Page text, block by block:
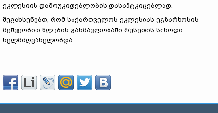
ეკლესიის დამოუკიდებლობის დასამტკიცებლად.
შეგახსენებთ, რომ საქართველოს ეკლესიას ეგზარხოსის
მეშვეობით წლების განმავლობაში რუსეთის სინოდი
ხელმძღვანელობდა.